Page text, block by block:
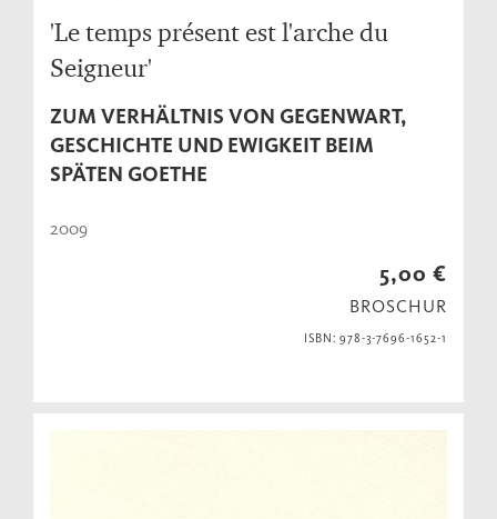
'Le temps présent est l'arche du
Seigneur'
ZUM VERHÄLTNIS VON GEGENWART,
GESCHICHTE UND EWIGKEIT BEIM
SPÄTEN GOETHE
2009
5,00 €
BROSCHUR
ISBN: 978-3-7696-1652-1